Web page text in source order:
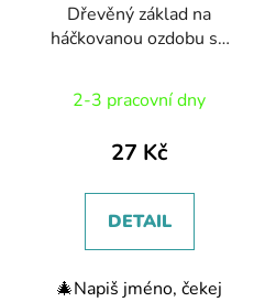
Dřevěný základ na
háčkovanou ozdobu se
2-3 pracovní dny
27 Kč
DETAIL
🎄Napiš jméno, čekej